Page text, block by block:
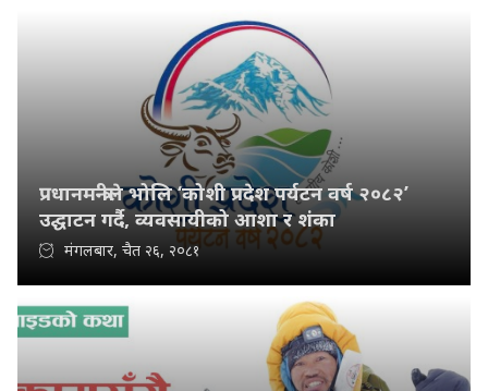
प्रधानमन्त्रीले भोलि ‘कोशी प्रदेश पर्यटन वर्ष २०८२’
उद्घाटन गर्दै, व्यवसायीको आशा र शंका
मंगलबार, चैत २६, २०८१